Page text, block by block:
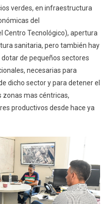
verdes, en infraestructura
del
Centro Tecnológico), apertura
sanitaria, pero también hay
de pequeños sectores
necesarias para
dicho sector y para detener el
zonas mas céntricas,
productivos desde hace ya